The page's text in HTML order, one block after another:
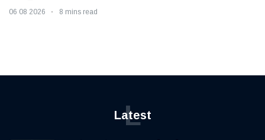
06 08 2026 8 mins read
Latest
L